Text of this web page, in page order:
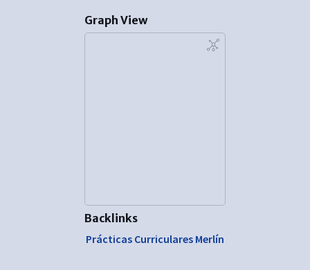
Graph View
Backlinks
Prácticas Curriculares Merlín